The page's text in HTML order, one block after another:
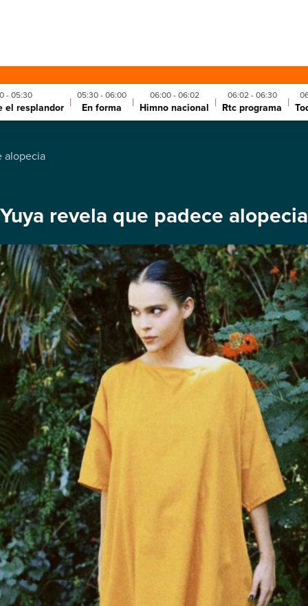
- 05:30
el resplandor | 05:30 - 06:00
En forma | 06:00 - 06:02
Himno nacional | 06:02 - 06:30
Rtc programa |
alopecia
Yuya revela que padece alopecia